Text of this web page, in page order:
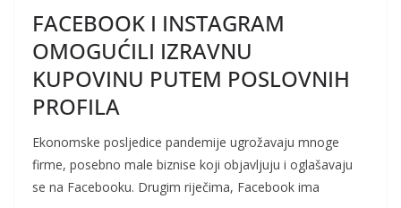
FACEBOOK I INSTAGRAM
OMOGUĆILI IZRAVNU
KUPOVINU PUTEM POSLOVNIH
PROFILA
Ekonomske posljedice pandemije ugrožavaju mnoge
firme, posebno male biznise koji objavljuju i oglašavaju
se na Facebooku. Drugim riječima, Facebook ima